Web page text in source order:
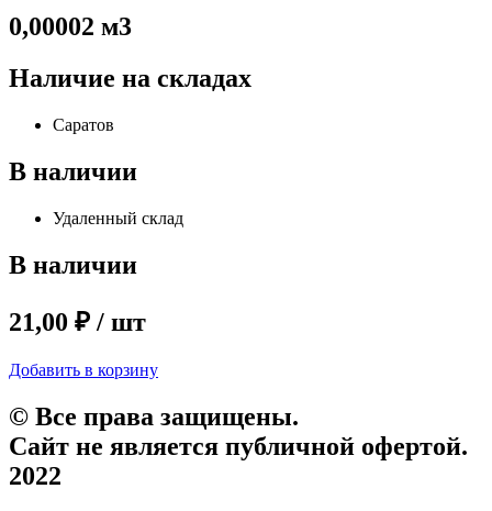
0,00002 м3
Наличие на складах
Саратов
В наличии
Удаленный склад
В наличии
21,00 ₽ / шт
Добавить в корзину
© Все права защищены.
Сайт не является публичной офертой.
2022